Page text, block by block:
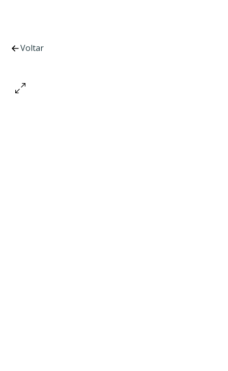
Voltar